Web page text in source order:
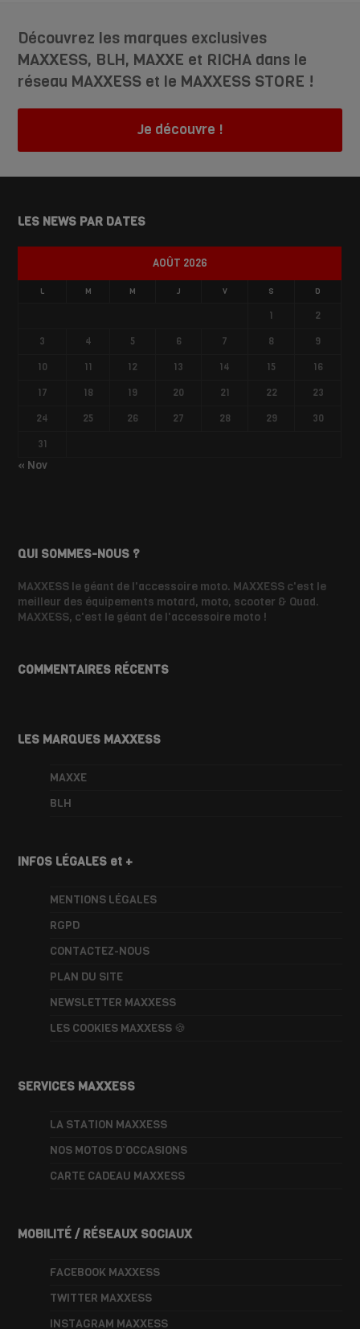
Découvrez les marques exclusives
MAXXESS, BLH, MAXXE et RICHA dans le
réseau MAXXESS et le MAXXESS STORE !
Je découvre !
LES NEWS PAR DATES
AOÛT 2026
L M M J V S D
1
2
3
4 5 6 7 8
9
10
11 12 13 14 15
16
17
18 19 20 21 22
23
24
25 26 27 28 29
30
31
« Nov
QUI SOMMES-NOUS ?
MAXXESS le géant de l'accessoire moto. MAXXESS c'est le
meilleur des équipements motard, moto, scooter & Quad.
MAXXESS, c'est le géant de l'accessoire moto !
COMMENTAIRES RÉCENTS
LES MARQUES MAXXESS
MAXXE
BLH
INFOS LÉGALES et +
MENTIONS LÉGALES
RGPD
CONTACTEZ-NOUS
PLAN DU SITE
NEWSLETTER MAXXESS
LES COOKIES MAXXESS 🍪
SERVICES MAXXESS
LA STATION MAXXESS
NOS MOTOS D’OCCASIONS
CARTE CADEAU MAXXESS
MOBILITÉ / RÉSEAUX SOCIAUX
FACEBOOK MAXXESS
TWITTER MAXXESS
INSTAGRAM MAXXESS